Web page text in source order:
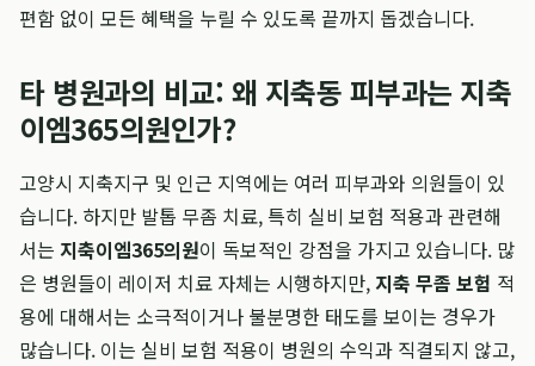
편함 없이 모든 혜택을 누릴 수 있도록 끝까지 돕겠습니다.
타 병원과의 비교: 왜 지축동 피부과는 지축
이엠365의원인가?
고양시 지축지구 및 인근 지역에는 여러 피부과와 의원들이 있
습니다. 하지만 발톱 무좀 치료, 특히 실비 보험 적용과 관련해
서는 지축이엠365의원이 독보적인 강점을 가지고 있습니다. 많
은 병원들이 레이저 치료 자체는 시행하지만, 지축 무좀 보험 적
용에 대해서는 소극적이거나 불분명한 태도를 보이는 경우가
많습니다. 이는 실비 보험 적용이 병원의 수익과 직결되지 않고,